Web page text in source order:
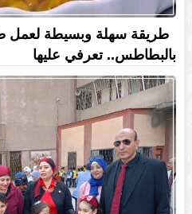
طريقة سهلة وبسيطة لعمل
بالبطاطس.. تعرفي عليها